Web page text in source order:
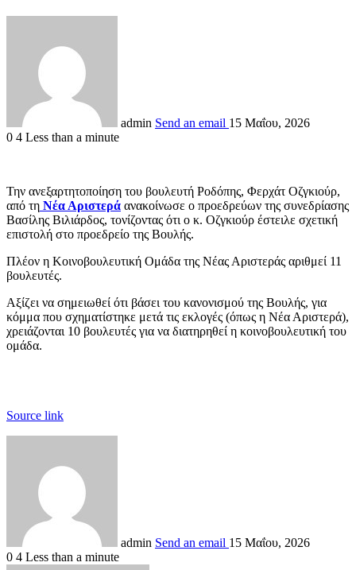
admin Send an email 15 Μαΐου, 2026
0 4 Less than a minute
Την ανεξαρτητοποίηση του βουλευτή Ροδόπης, Φερχάτ Οζγκιούρ,
από τη Νέα Αριστερά ανακοίνωσε ο προεδρεύων της συνεδρίασης
Βασίλης Βιλιάρδος, τονίζοντας ότι ο κ. Οζγκιούρ έστειλε σχετική
επιστολή στο προεδρείο της Βουλής.
Πλέον η Κοινοβουλευτική Ομάδα της Νέας Αριστεράς αριθμεί 11
βουλευτές.
Αξίζει να σημειωθεί ότι βάσει του κανονισμού της Βουλής, για
κόμμα που σχηματίστηκε μετά τις εκλογές (όπως η Νέα Αριστερά),
χρειάζονται 10 βουλευτές για να διατηρηθεί η κοινοβουλευτική του
ομάδα.
Source link
admin Send an email 15 Μαΐου, 2026
0 4 Less than a minute